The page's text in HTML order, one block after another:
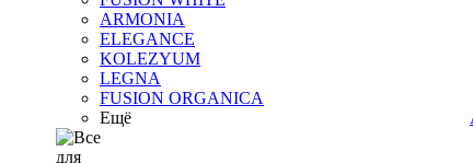
ARMONIA
ELEGANCE
KOLEZYUM
LEGNA
FUSION ORGANICA
Ещё